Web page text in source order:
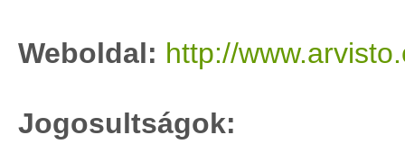
Weboldal: http://
Jogosultságok: